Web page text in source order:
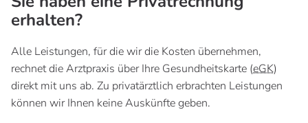
erhalten?
Alle Leistungen, für die wir die Kosten übernehmen,
rechnet die Arztpraxis über Ihre Gesundheitskarte (eGK)
direkt mit uns ab. Zu privatärztlich erbrachten Leistungen
können wir Ihnen keine Auskünfte geben.